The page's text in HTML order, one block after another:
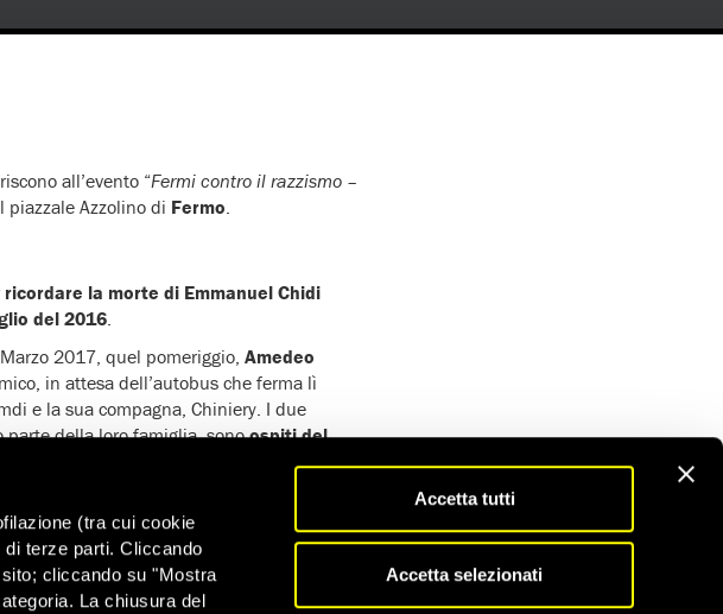
(tra cui cookie
terze parti. Cliccando
cliccando su "Mostra
La chiusura del
Accetta tutti
Accetta selezionati
all’evento “Fermi contro il razzismo –
piazzale Azzolino di Fermo.
ricordare la morte di Emmanuel Chidi
del 2016.
2017, quel pomeriggio, Amedeo
in attesa dell’autobus che ferma lì
e la sua compagna, Chiniery. I due
della loro famiglia, sonoospiti del
comprare una crema. Mancini e il suo amico
d’acqua alla fontana vicina al belvedere.
“scimmia africana
e afferra il senso di quelle parole. Le
di scatto dalla panchina e tra i due